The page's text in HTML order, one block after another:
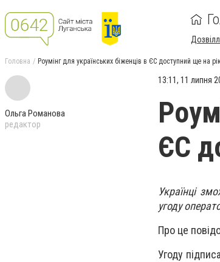
Головна Роумінг для українських біженців в ЄС доступний ще на
Ольга Романова
редактор
13:11, 11 липня
ЄС
Українці
угоду
Про це
Угоду під